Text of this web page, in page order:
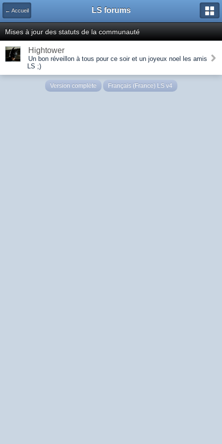
← Accueil LS forums
Mises à jour des statuts de la communauté
Hightower
Un bon réveillon à tous pour ce soir et un joyeux noel les amis
LS ;)
Version complète Français (France) LS v4